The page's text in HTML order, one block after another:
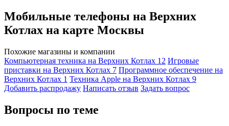
Мобильные телефоны на Верхних
Котлах на карте Москвы
Похожие магазины и компании
Компьютерная техника на Верхних Котлах 12 Игровые
приставки на Верхних Котлах 7 Программное обеспечение на
Верхних Котлах 1 Техника Apple на Верхних Котлах 9
Добавить раcпродажу Написать отзыв Задать вопрос
Вопросы по теме